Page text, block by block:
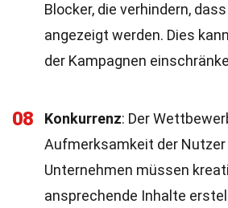
Blocker, die verhindern,
angezeigt werden. Dies
der Kampagnen
08 Konkurrenz: Der
Aufmerksamkeit der
Unternehmen müssen
ansprechende Inhalte